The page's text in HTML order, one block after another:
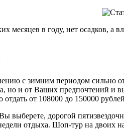
месяцев в году, нет осадков, а
с зимним периодом сильно
но и от Ваших предпочтений
от 108000 до 150000 рублей
выберете, дорогой
отдыха. Шоп-тур на двоих